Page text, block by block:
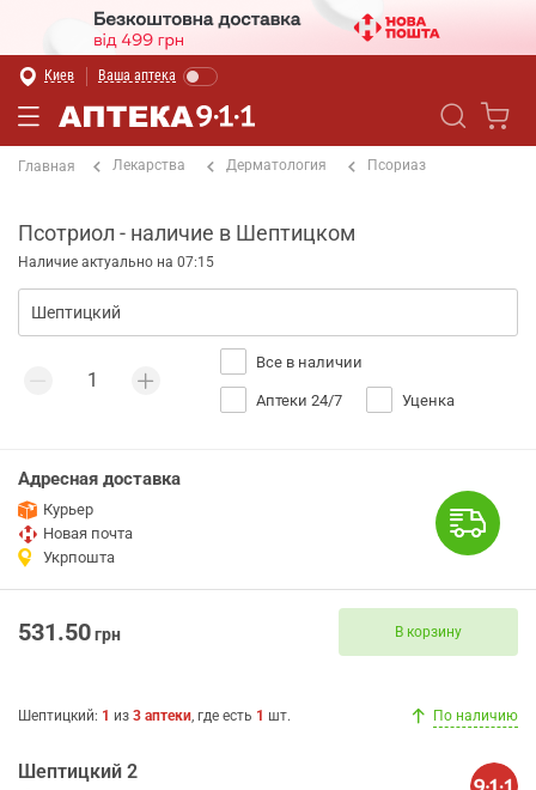
Киев Ваша аптека
Главная Лекарства Дерматология Псориаз
Псотриол - наличие в Шептицком
Наличие актуально на 07:15
Все в наличии
Аптеки 24/7 Уценка
Адресная доставка
Курьер
Новая почта
Укрпошта
531.50грн В корзину
Шептицкий: 1 из 3 аптеки, где есть 1 шт. По наличию
Шептицкий 2